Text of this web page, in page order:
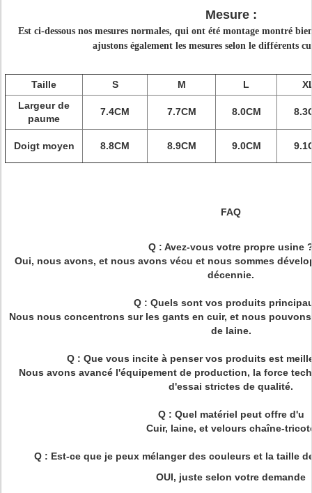
Mesure :
Est ci-dessous nos mesures normales, qui ont été montage montré
ajustons également les mesures selon le différents
Taille S M L
Largeur de
paume
7.4CM 7.7CM 8.0CM
Doigt moyen 8.8CM 8.9CM 9.0CM
FAQ
Q : Avez-vous votre propre usine
Oui, nous avons, et nous avons vécu et nous sommes
décennie.
Q : Quels sont vos produits
Nous nous concentrons sur les gants en cuir, et nous
de laine.
Q : Que vous incite à penser vos produits est
Nous avons avancé l'équipement de production, la force
d'essai strictes de qualité.
Q : Quel matériel peut offre d'u
Cuir, laine, et velours chaîne-
Q : Est-ce que je peux mélanger des couleurs et la taille
OUI, juste selon votre demande